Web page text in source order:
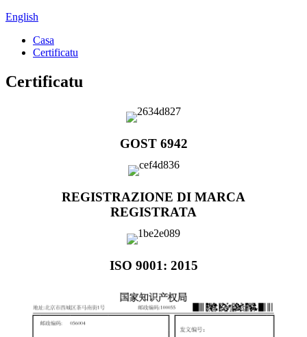
English
Casa
Certificatu
Certificatu
GOST 6942
REGISTRAZIONE DI MARCA
REGISTRATA
ISO 9001: 2015